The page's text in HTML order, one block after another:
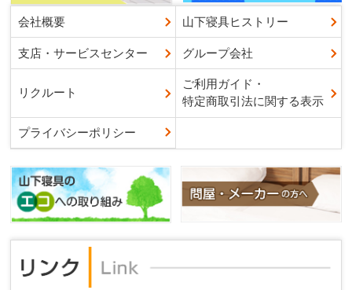
会社概要 山下寝具ヒストリー
支店・サービスセンター グループ会社
リクルート
ご利用ガイド・
特定商取引法に関する表示
プライバシーポリシー